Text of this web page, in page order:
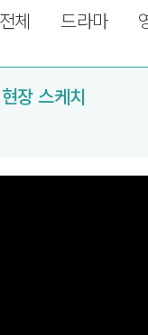
전체 드라마
장 스케치